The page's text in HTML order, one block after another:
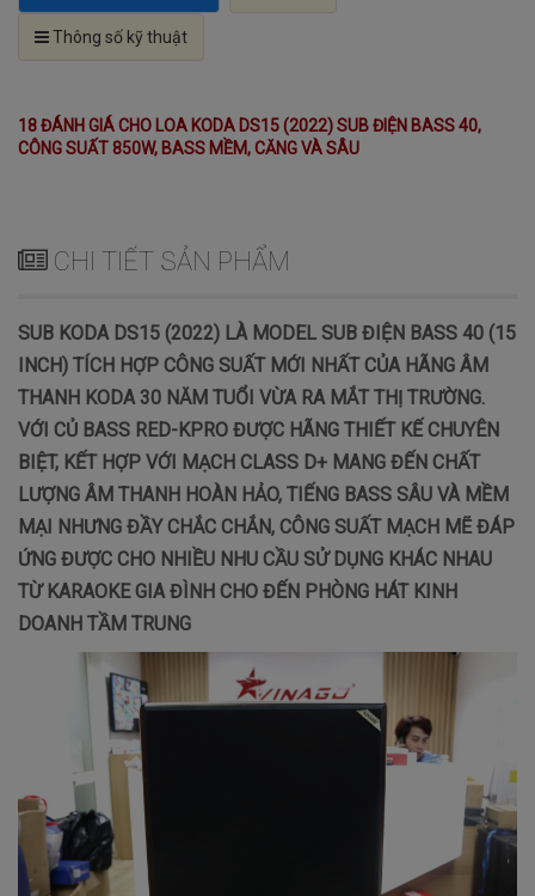
Thông số kỹ thuật
18 ĐÁNH GIÁ CHO LOA KODA DS15 (2022) SUB ĐIỆN BASS 40,
CÔNG SUẤT 850W, BASS MỀM, CĂNG VÀ SÂU
CHI TIẾT SẢN PHẨM
SUB KODA DS15 (2022) LÀ MODEL SUB ĐIỆN BASS 40 (15
INCH) TÍCH HỢP CÔNG SUẤT MỚI NHẤT CỦA HÃNG ÂM
THANH KODA 30 NĂM TUỔI VỪA RA MẮT THỊ TRƯỜNG.
VỚI CỦ BASS RED-KPRO ĐƯỢC HÃNG THIẾT KẾ CHUYÊN
BIỆT, KẾT HỢP VỚI MẠCH CLASS D+ MANG ĐẾN CHẤT
LƯỢNG ÂM THANH HOÀN HẢO, TIẾNG BASS SÂU VÀ MỀM
MẠI NHƯNG ĐẦY CHẮC CHẮN, CÔNG SUẤT MẠCH MẼ ĐÁP
ỨNG ĐƯỢC CHO NHIỀU NHU CẦU SỬ DỤNG KHÁC NHAU
TỪ KARAOKE GIA ĐÌNH CHO ĐẾN PHÒNG HÁT KINH
DOANH TẦM TRUNG